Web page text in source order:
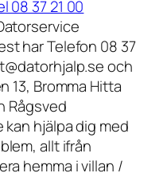
08 37 21 00
har Telefon 08 37
och
13, Bromma Hitta
Rågsved
hjälpa dig med
allt ifrån
hemma i villan /